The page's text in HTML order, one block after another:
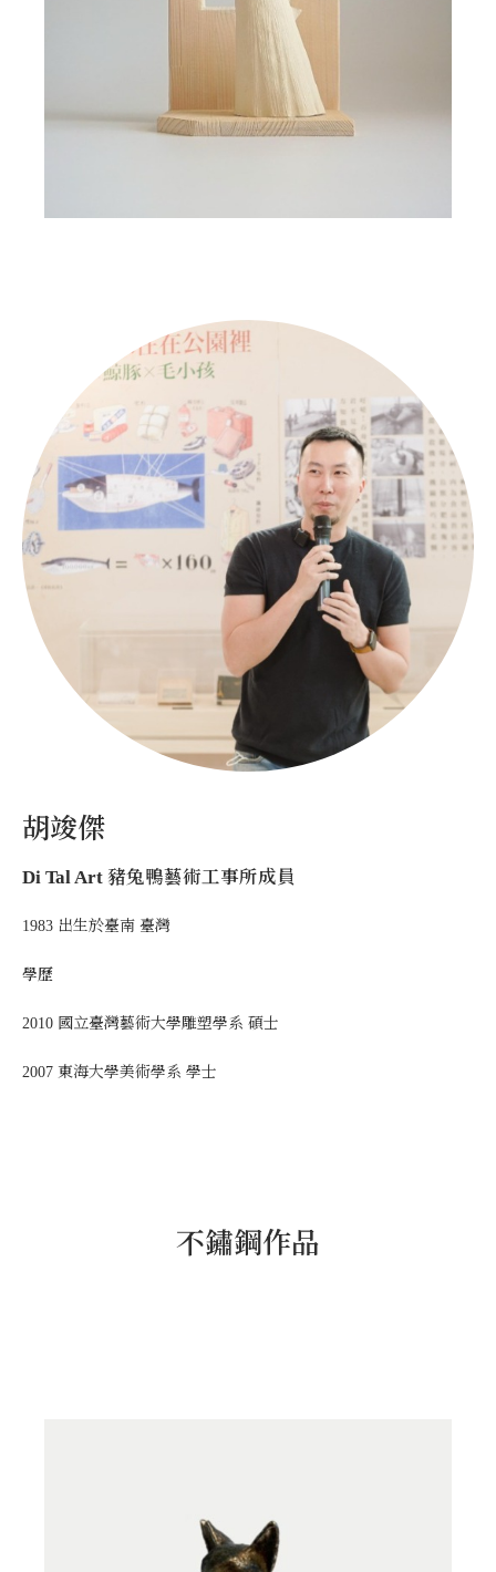
胡竣傑
Di Tal Art 豬兔鴨藝術工事所成員
1983 出生於臺南 臺灣
學歷
2010 國立臺灣藝術大學雕塑學系 碩士
2007 東海大學美術學系 學士
不鏽鋼作品